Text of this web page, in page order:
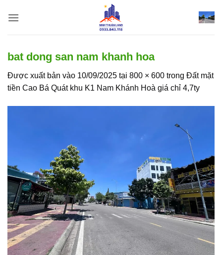
qua
bat dong san nam khanh hoa
Được xuất bản vào 10/09/2025 tại 800 × 600 trong Đất mặt
tiền Cao Bá Quát khu K1 Nam Khánh Hoà giá chỉ 4,7ty